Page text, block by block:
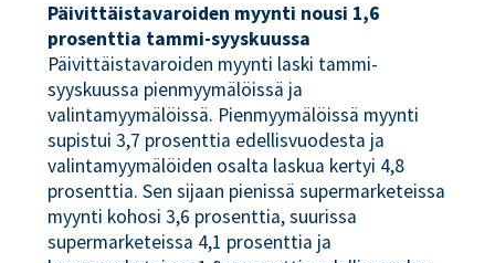
Päivittäistavaroiden myynti nousi 1,6
prosenttia tammi-syyskuussa
Päivittäistavaroiden myynti laski tammi-
syyskuussa pienmyymälöissä ja
valintamyymälöissä. Pienmyymälöissä myynti
supistui 3,7 prosenttia edellisvuodesta ja
valintamyymälöiden osalta laskua kertyi 4,8
prosenttia. Sen sijaan pienissä supermarketeissa
myynti kohosi 3,6 prosenttia, suurissa
supermarketeissa 4,1 prosenttia ja